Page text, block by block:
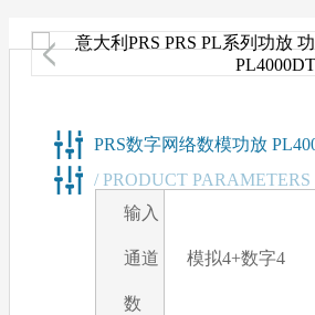
PRS PRS功放 PL4000DT 数字网络数
PRS数字网络数模功放
/ PRODUCT PARAMETERS
输入
通道
数
模拟4+数字4